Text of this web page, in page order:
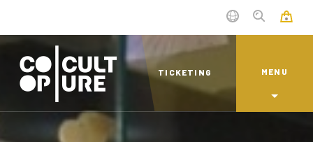
TICKETING MENU